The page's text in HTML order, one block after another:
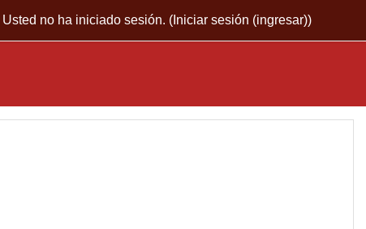
Usted no ha iniciado sesión. ( Iniciar sesión (ingresar))